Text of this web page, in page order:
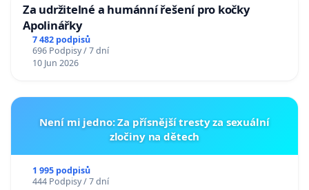
Za udržitelné a humánní řešení pro kočky
Apolinářky
7 482 podpisů
696 Podpisy / 7 dní
10 Jun 2026
Není mi jedno: Za přísnější tresty za sexuální
zločiny na dětech
1 995 podpisů
444 Podpisy / 7 dní